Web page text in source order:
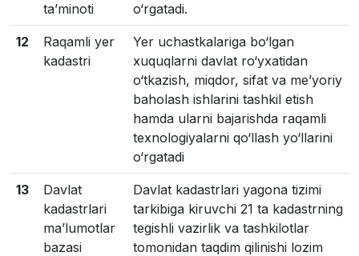
ta’minoti
o‘rgatadi.
12
Raqamli yer
kadastri
Yer uchastkalariga bo‘lgan
xuquqlarni davlat ro‘yxatidan
o‘tkazish, miqdor, sifat va me’yoriy
baholash ishlarini tashkil etish
hamda ularni bajarishda raqamli
texnologiyalarni qo‘llash yo‘llarini
o‘rgatadi
13
Davlat
kadastrlari
ma’lumotlar
bazasi
Davlat kadastrlari yagona tizimi
tarkibiga kiruvchi 21 ta kadastrning
tegishli vazirlik va tashkilotlar
tomonidan taqdim qilinishi lozim